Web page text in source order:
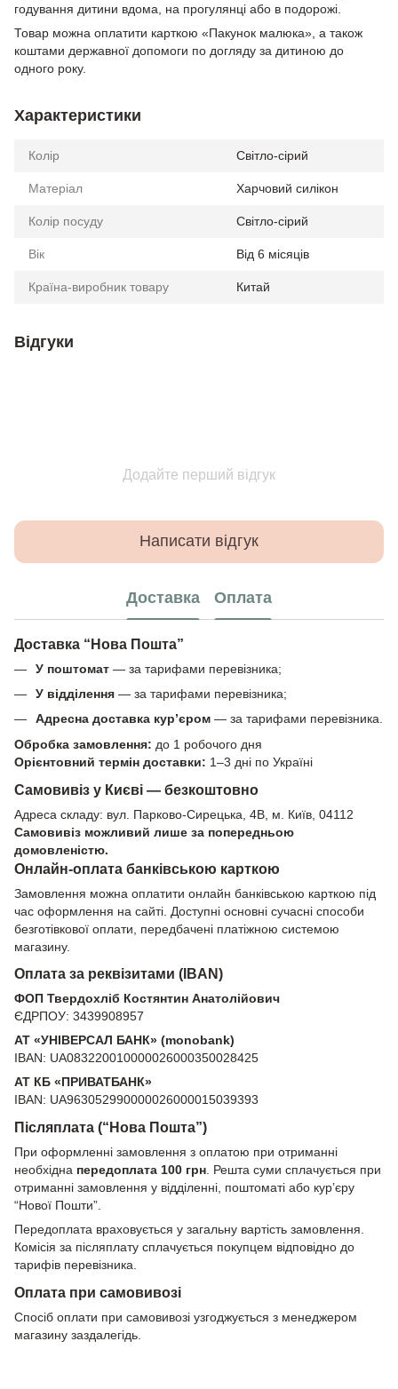
годування дитини вдома, на прогулянці або в подорожі.
Товар можна оплатити карткою «Пакунок малюка», а також
коштами державної допомоги по догляду за дитиною до
одного року.
Характеристики
Колір Світло-сірий
Матеріал Харчовий силікон
Колір посуду Світло-сірий
Вік Від 6 місяців
Країна-виробник товару Китай
Відгуки
Додайте перший відгук
Написати відгук
Доставка Оплата
Доставка “Нова Пошта”
У поштомат — за тарифами перевізника;
У відділення — за тарифами перевізника;
Адресна доставка кур’єром — за тарифами перевізника.
Обробка замовлення: до 1 робочого дня
Орієнтовний термін доставки: 1–3 дні по Україні
Самовивіз у Києві — безкоштовно
Адреса складу: вул. Парково-Сирецька, 4В, м. Київ, 04112
Самовивіз можливий лише за попередньою
домовленістю.
Онлайн-оплата банківською карткою
Замовлення можна оплатити онлайн банківською карткою під
час оформлення на сайті. Доступні основні сучасні способи
безготівкової оплати, передбачені платіжною системою
магазину.
Оплата за реквізитами (IBAN)
ФОП Твердохліб Костянтин Анатолійович
ЄДРПОУ: 3439908957
АТ «УНІВЕРСАЛ БАНК» (monobank)
IBAN: UA083220010000026000350028425
АТ КБ «ПРИВАТБАНК»
IBAN: UA963052990000026000015039393
Післяплата (“Нова Пошта”)
При оформленні замовлення з оплатою при отриманні
необхідна передоплата 100 грн . Решта суми сплачується при
отриманні замовлення у відділенні, поштоматі або кур’єру
“Нової Пошти”.
Передоплата враховується у загальну вартість замовлення.
Комісія за післяплату сплачується покупцем відповідно до
тарифів перевізника.
Оплата при самовивозі
Спосіб оплати при самовивозі узгоджується з менеджером
магазину заздалегідь.